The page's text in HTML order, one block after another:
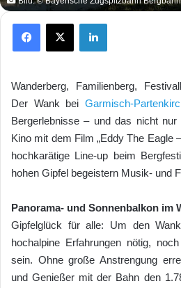
X
Wanderberg, Familienberg,
Der Wank bei Garmisch-
Bergerlebnisse – und das nicht
Kino mit dem Film „Eddy The Eagle
hochkarätige Line-up beim
hohen Gipfel begeistern Musik- und
Panorama- und Sonnenbalkon im
Gipfelglück für alle: Um den
hochalpine Erfahrungen nötig,
sein. Ohne große Anstrengung
und Genießer mit der Bahn den